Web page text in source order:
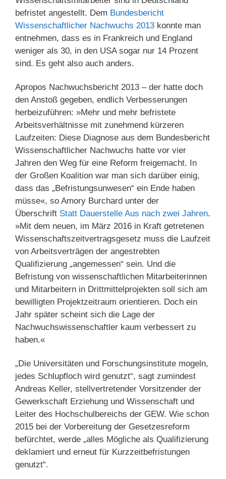
befristet angestellt. Dem Bundesbericht
Wissenschaftlicher Nachwuchs 2013 konnte man
entnehmen, dass es in Frankreich und England
weniger als 30, in den USA sogar nur 14 Prozent
sind. Es geht also auch anders.
Apropos Nachwuchsbericht 2013 – der hatte doch
den Anstoß gegeben, endlich Verbesserungen
herbeizuführen: »Mehr und mehr befristete
Arbeitsverhältnisse mit zunehmend kürzeren
Laufzeiten: Diese Diagnose aus dem Bundesbericht
Wissenschaftlicher Nachwuchs hatte vor vier
Jahren den Weg für eine Reform freigemacht. In
der Großen Koalition war man sich darüber einig,
dass das „Befristungsunwesen“ ein Ende haben
müsse«, so Amory Burchard unter der
Überschrift Statt Dauerstelle Aus nach zwei Jahren.
»Mit dem neuen, im März 2016 in Kraft getretenen
Wissenschaftszeitvertragsgesetz muss die Laufzeit
von Arbeitsverträgen der angestrebten
Qualifizierung „angemessen“ sein. Und die
Befristung von wissenschaftlichen Mitarbeiterinnen
und Mitarbeitern in Drittmittelprojekten soll sich am
bewilligten Projektzeitraum orientieren. Doch ein
Jahr später scheint sich die Lage der
Nachwuchswissenschaftler kaum verbessert zu
haben.«
„Die Universitäten und Forschungsinstitute mogeln,
jedes Schlupfloch wird genutzt“, sagt zumindest
Andreas Keller, stellvertretender Vorsitzender der
Gewerkschaft Erziehung und Wissenschaft und
Leiter des Hochschulbereichs der GEW. Wie schon
2015 bei der Vorbereitung der Gesetzesreform
befürchtet, werde „alles Mögliche als Qualifizierung
deklamiert und erneut für Kurzzeitbefristungen
genutzt“.